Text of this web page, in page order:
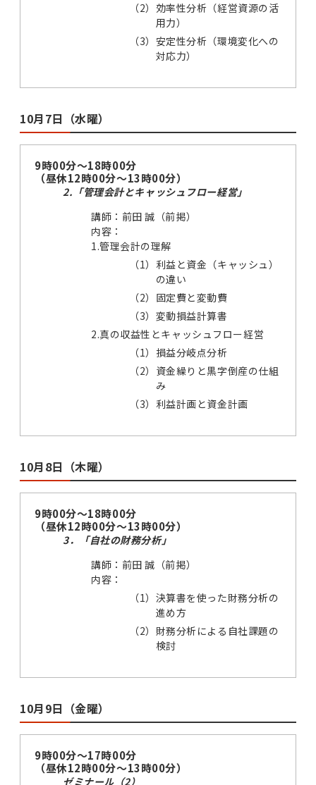
（2） 効率性分析（経営資源の活
用力）
（3） 安定性分析（環境変化への
対応力）
10月7日（水曜）
9時00分～18時00分
（昼休12時00分～13時00分）
2.「管理会計とキャッシュフロー経営」
講師：前田 誠（前掲）
内容：
1.管理会計の理解
（1） 利益と資金（キャッシュ）
の違い
（2） 固定費と変動費
（3） 変動損益計算書
2.真の収益性とキャッシュフロー経営
（1） 損益分岐点分析
（2） 資金繰りと黒字倒産の仕組
み
（3） 利益計画と資金計画
10月8日（木曜）
9時00分～18時00分
（昼休12時00分～13時00分）
3．「自社の財務分析」
講師：前田 誠（前掲）
内容：
（1） 決算書を使った財務分析の
進め方
（2） 財務分析による自社課題の
検討
10月9日（金曜）
9時00分～17時00分
（昼休12時00分～13時00分）
ゼミナール（2）